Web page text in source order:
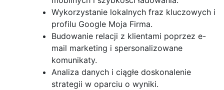
Wykorzystanie lokalnych fraz kluczowych i
profilu Google Moja Firma.
Budowanie relacji z klientami poprzez e-
mail marketing i spersonalizowane
komunikaty.
Analiza danych i ciągłe doskonalenie
strategii w oparciu o wyniki.